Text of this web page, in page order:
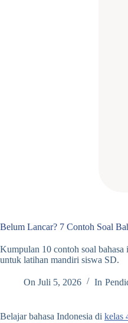
Belum Lancar? 7 Contoh Soal
Kumpulan 10 contoh soal
untuk latihan mandiri siswa SD.
On Juli 5, 2026 In
Belajar bahasa Indonesia di kelas